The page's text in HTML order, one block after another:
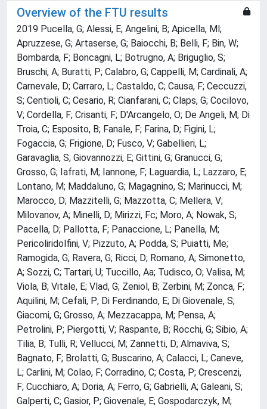
Overview of the FTU results
2019 Pucella, G; Alessi, E; Angelini, B; Apicella, Ml;
Apruzzese, G; Artaserse, G; Baiocchi, B; Belli, F; Bin, W;
Bombarda, F; Boncagni, L; Botrugno, A; Briguglio, S;
Bruschi, A; Buratti, P; Calabro, G; Cappelli, M; Cardinali, A;
Carnevale, D; Carraro, L; Castaldo, C; Causa, F; Ceccuzzi,
S; Centioli, C; Cesario, R; Cianfarani, C; Claps, G; Cocilovo,
V; Cordella, F; Crisanti, F; D'Arcangelo, O; De Angeli, M; Di
Troia, C; Esposito, B; Fanale, F; Farina, D; Figini, L;
Fogaccia, G; Frigione, D; Fusco, V; Gabellieri, L;
Garavaglia, S; Giovannozzi, E; Gittini, G; Granucci, G;
Grosso, G; Iafrati, M; Iannone, F; Laguardia, L; Lazzaro, E;
Lontano, M; Maddaluno, G; Magagnino, S; Marinucci, M;
Marocco, D; Mazzitelli, G; Mazzotta, C; Mellera, V;
Milovanov, A; Minelli, D; Mirizzi, Fc; Moro, A; Nowak, S;
Pacella, D; Pallotta, F; Panaccione, L; Panella, M;
Pericoliridolfini, V; Pizzuto, A; Podda, S; Puiatti, Me;
Ramogida, G; Ravera, G; Ricci, D; Romano, A; Simonetto,
A; Sozzi, C; Tartari, U; Tuccillo, Aa; Tudisco, O; Valisa, M;
Viola, B; Vitale, E; Vlad, G; Zeniol, B; Zerbini, M; Zonca, F;
Aquilini, M; Cefali, P; Di Ferdinando, E; Di Giovenale, S;
Giacomi, G; Grosso, A; Mezzacappa, M; Pensa, A;
Petrolini, P; Piergotti, V; Raspante, B; Rocchi, G; Sibio, A;
Tilia, B; Tulli, R; Vellucci, M; Zannetti, D; Almaviva, S;
Bagnato, F; Brolatti, G; Buscarino, A; Calacci, L; Caneve,
L; Carlini, M; Colao, F; Corradino, C; Costa, P; Crescenzi,
F; Cucchiaro, A; Doria, A; Ferro, G; Gabrielli, A; Galeani, S;
Galperti, C; Gasior, P; Giovenale, E; Gospodarczyk, M;